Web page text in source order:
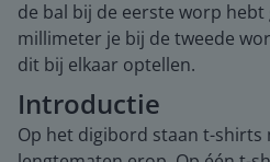
de bal bij de eerste worp hebt
millimeter je bij de tweede
dit bij elkaar optellen.
Introductie
Op het digibord staan t-shirts